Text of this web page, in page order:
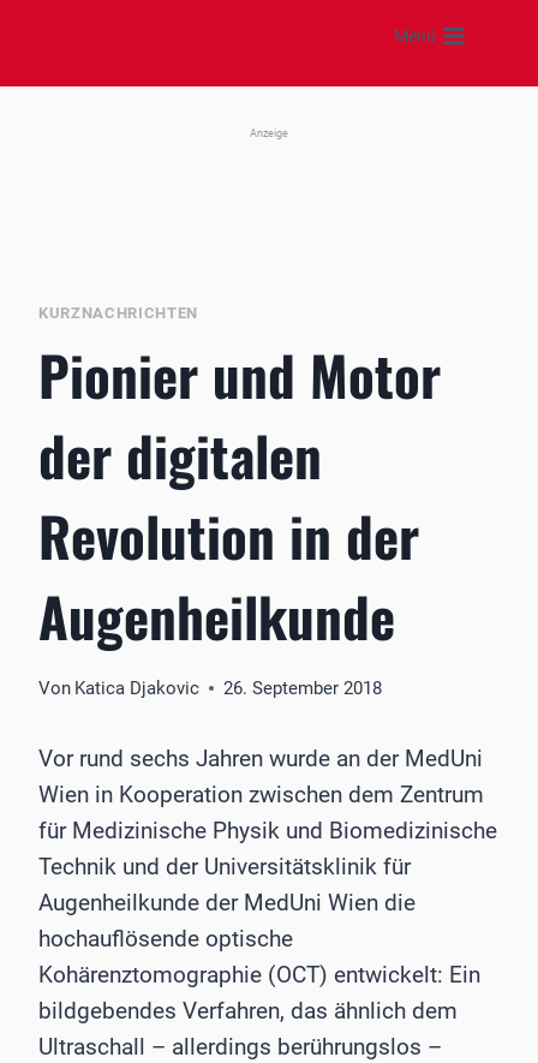
springen
Menü
Anzeige
KURZNACHRICHTEN
Pionier und Motor
der digitalen
Revolution in der
Augenheilkunde
Von Katica Djakovic 26. September 2018
Vor rund sechs Jahren wurde an der MedUni
Wien in Kooperation zwischen dem Zentrum
für Medizinische Physik und Biomedizinische
Technik und der Universitätsklinik für
Augenheilkunde der MedUni Wien die
hochauflösende optische
Kohärenztomographie (OCT) entwickelt: Ein
bildgebendes Verfahren, das ähnlich dem
Ultraschall – allerdings berührungslos –